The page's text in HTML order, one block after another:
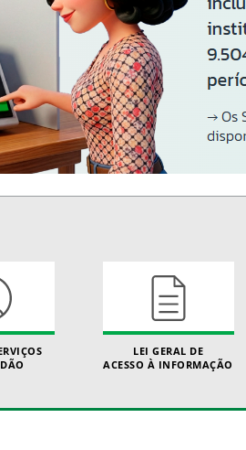
LEI GERAL DE
ACESSO À INFORMAÇÃO